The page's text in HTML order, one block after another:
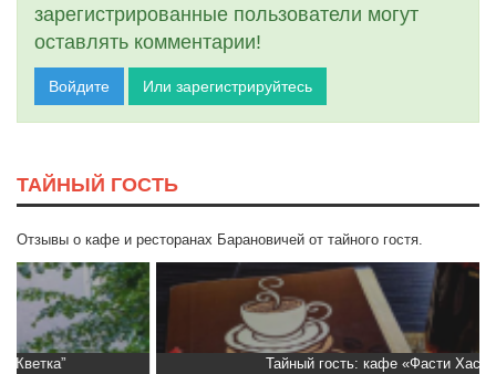
зарегистрированные пользователи могут
оставлять комментарии!
Войдите Или зарегистрируйтесь
ТАЙНЫЙ ГОСТЬ
Отзывы о кафе и ресторанах Барановичей от тайного гостя.
Тайный гость: кафе «Фасти Хасти»